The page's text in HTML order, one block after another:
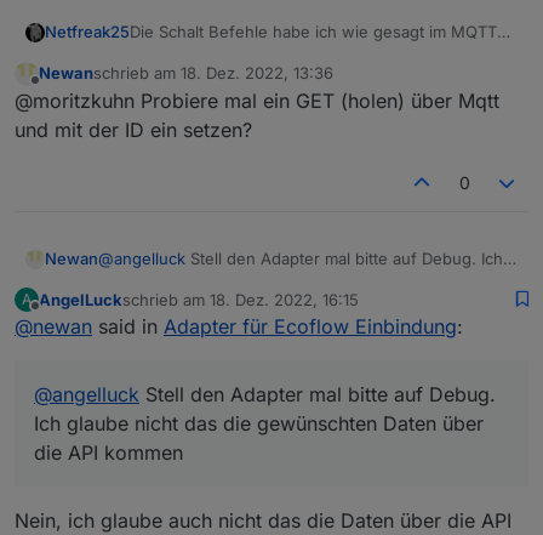
festellen musste das der Akku bei 3°C nicht mehr
lädt obwohl das Solarpanel den ganzen Tag pralle
Sonne abbekommen hat.
Solarpannel getrennt aufzeichnen könnte. In der
App wird das ja ebenfalls getrennt dargestellt.
Netfreak25Die Schalt Befehle habe ich wie gesagt im MQTT
Das AC schalten sah wie folgt aus (In diesem Fall
aus schalten - für an war cfgAcEnabled 1):
{
"id": 1341924884043927800,
"version": "1.0",
"inv.invOutAmp": 0,
"inv.acInVol": 0
}
Wobei wahrscheinlich nur "inv.cfgAcEnabled": 0
Nachricht auch versand aber es ist nichts passiert.
race conditions vorzubeugen).
gemacht in der id und den timestamp auch massiv
ich aber noch nicht.
Offline
Newanschrieb am 18. Dez. 2022, 13:36
zuletzt editiert von
@moritzkuhn Probiere mal ein GET (holen) über Mqtt
und mit der ID ein setzen?
0
Newan@angelluck Stell den Adapter mal bitte auf Debug. Ich
kommen
A AngelLuckschrieb am 18. Dez. 2022, 16:15
zuletzt editiert von
@newan said in Adapter für Ecoflow Einbindung:
@angelluck Stell den Adapter mal bitte auf Debug.
Ich glaube nicht das die gewünschten Daten über
die API kommen
Nein, ich glaube auch nicht das die Daten über die API